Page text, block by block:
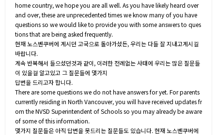
home country, we hope you are all well. As you have likely heard over
and over, these are unprecedented times we know many of you have
questions so we would like to provide you with some answers to ques
tions that are being asked frequently.
현재 노스벤쿠버에 계시던 고국으로 돌아가셨든, 우리는 다들 잘 지내고계시길
바랍니다.
계속 반복해서 들으셨던것과 같이, 이러한 전례없는 사태에 우리는 많은 질문들
이 있을걸 알고있고 그 질문들에 몇가지
답변을 드리고자 합니다.
There are some questions we do not have answers for yet. For parents
currently residing in North Vancouver, you will have received updates fr
om the NVSD Superintendent of Schools so you may already be aware
of some of this information.
몇가지 질문들은 아직 답변을 못드리는 질문들도 있습니다. 현재 노스벤쿠버에